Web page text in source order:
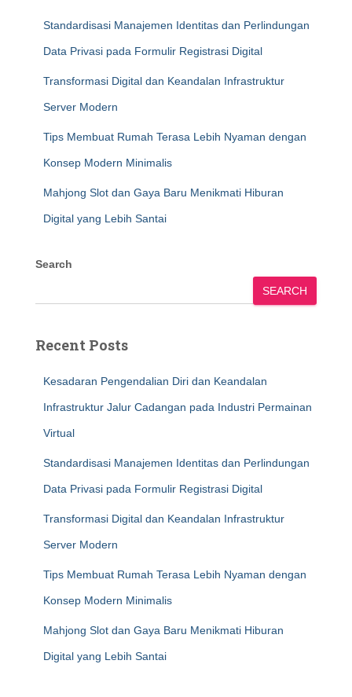
Standardisasi Manajemen Identitas dan Perlindungan
Data Privasi pada Formulir Registrasi Digital
Transformasi Digital dan Keandalan Infrastruktur
Server Modern
Tips Membuat Rumah Terasa Lebih Nyaman dengan
Konsep Modern Minimalis
Mahjong Slot dan Gaya Baru Menikmati Hiburan
Digital yang Lebih Santai
Search
SEARCH
Recent Posts
Kesadaran Pengendalian Diri dan Keandalan
Infrastruktur Jalur Cadangan pada Industri Permainan
Virtual
Standardisasi Manajemen Identitas dan Perlindungan
Data Privasi pada Formulir Registrasi Digital
Transformasi Digital dan Keandalan Infrastruktur
Server Modern
Tips Membuat Rumah Terasa Lebih Nyaman dengan
Konsep Modern Minimalis
Mahjong Slot dan Gaya Baru Menikmati Hiburan
Digital yang Lebih Santai